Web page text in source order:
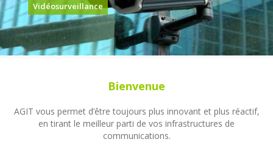
Vidéosurveillance
Bienvenue
AGIT vous permet d’être toujours plus innovant et plus réactif,
en tirant le meilleur parti de vos infrastructures de
communications.